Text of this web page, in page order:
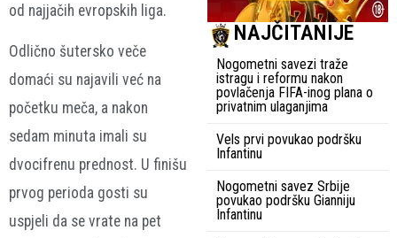
od najjačih evropskih liga.
Odlično šutersko veče
domaći su najavili već na
početku meča, a nakon
sedam minuta imali su
dvocifrenu prednost. U finišu
prvog perioda gosti su
uspjeli da se vrate na pet
NAJČITANIJE
Nogometni savezi traže
istragu i reformu nakon
povlačenja FIFA-inog plana o
privatnim ulaganjima
Vels prvi povukao podršku
Infantinu
Nogometni savez Srbije
povukao podršku Gianniju
Infantinu